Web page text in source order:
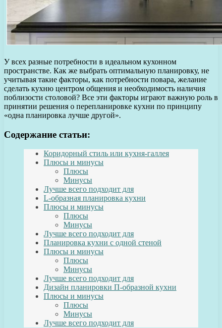
У всех разные потребности в идеальном кухонном
пространстве. Как же выбрать оптимальную планировку, не
учитывая такие факторы, как потребности повара, желание
сделать кухню центром общения и необходимость наличия
поблизости столовой? Все эти факторы играют важную роль в
принятии решения о перепланировке кухни по принципу
«одна планировка лучше другой».
Содержание статьи:
Коридорный стиль или кухня-галлея
Плюсы и минусы
Плюсы
Минусы
Лучше всего подходит для
L-образная планировка кухни
Плюсы и минусы
Плюсы
Минусы
Лучше всего подходит для
Планировка кухни с одной стеной
Плюсы и минусы
Плюсы
Минусы
Лучше всего подходит для
Дизайн планировки П-образной кухни
Плюсы и минусы
Плюсы
Минусы
Лучше всего подходит для